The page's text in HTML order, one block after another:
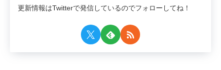
更新情報はTwitterで発信しているのでフォローしてね！